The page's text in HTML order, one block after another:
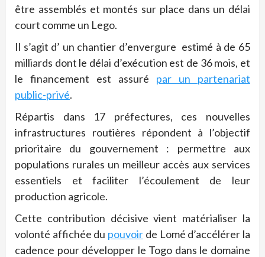
être assemblés et montés sur place dans un délai
court comme un Lego.
Il s’agit d’ un chantier d’envergure estimé à de 65
milliards dont le délai d’exécution est de 36 mois, et
le financement est assuré par un partenariat
public-privé.
Répartis dans 17 préfectures, ces nouvelles
infrastructures routières répondent à l’objectif
prioritaire du gouvernement : permettre aux
populations rurales un meilleur accès aux services
essentiels et faciliter l’écoulement de leur
production agricole.
Cette contribution décisive vient matérialiser la
volonté affichée du pouvoir de Lomé d’accélérer la
cadence pour développer le Togo dans le domaine